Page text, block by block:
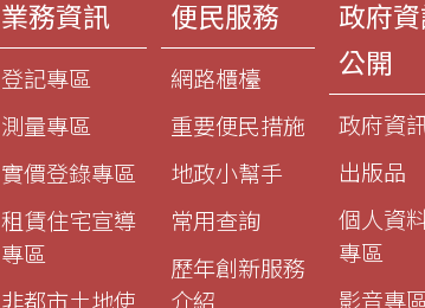
業務資訊
登記專區
測量專區
實價登錄專區
租賃住宅宣導
專區
非都市土地使
便民服務
網路櫃檯
重要便民措施
地政小幫手
常用查詢
歷年創新服務
介紹
政府
公開
政府資
出版品
個人資
專區
影音專